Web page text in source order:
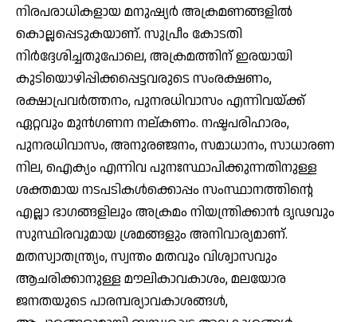
നിരപരാധികളായ മനുഷ്യര്‍ അക്രമണങ്ങളില്‍
കൊല്ലപ്പെടുകയാണ്. സുപ്രീം കോടതി
നിര്‍ദ്ദേശിച്ചതുപോലെ, അക്രമത്തിന് ഇരയായി
കുടിയൊഴിപ്പിക്കപ്പെട്ടവരുടെ സംരക്ഷണം,
രക്ഷാപ്രവര്‍ത്തനം, പുനരധിവാസം എന്നിവയ്ക്ക്
ഏറ്റവും മുന്‍ഗണന നല്കണം. നഷ്ടപരിഹാരം,
പുനരധിവാസം, അനുരഞ്ജനം, സമാധാനം, സാധാരണ
നില, ഐക്യം എന്നിവ പുനഃസ്ഥാപിക്കുന്നതിനുള്ള
ശക്തമായ നടപടികള്‍ക്കൊപ്പം സംസ്ഥാനത്തിന്റെ
എല്ലാ ഭാഗങ്ങളിലും അക്രമം നിയന്ത്രിക്കാന്‍ ദൃഢവും
സുസ്ഥിരവുമായ ശ്രമങ്ങളും അനിവാര്യമാണ്.
മതസ്വാതന്ത്ര്യം, സ്വന്തം മതവും വിശ്വാസവും
ആചരിക്കാനുള്ള മൗലികാവകാശം, മലയോര
ജനതയുടെ പാരമ്പര്യാവകാശങ്ങള്‍,